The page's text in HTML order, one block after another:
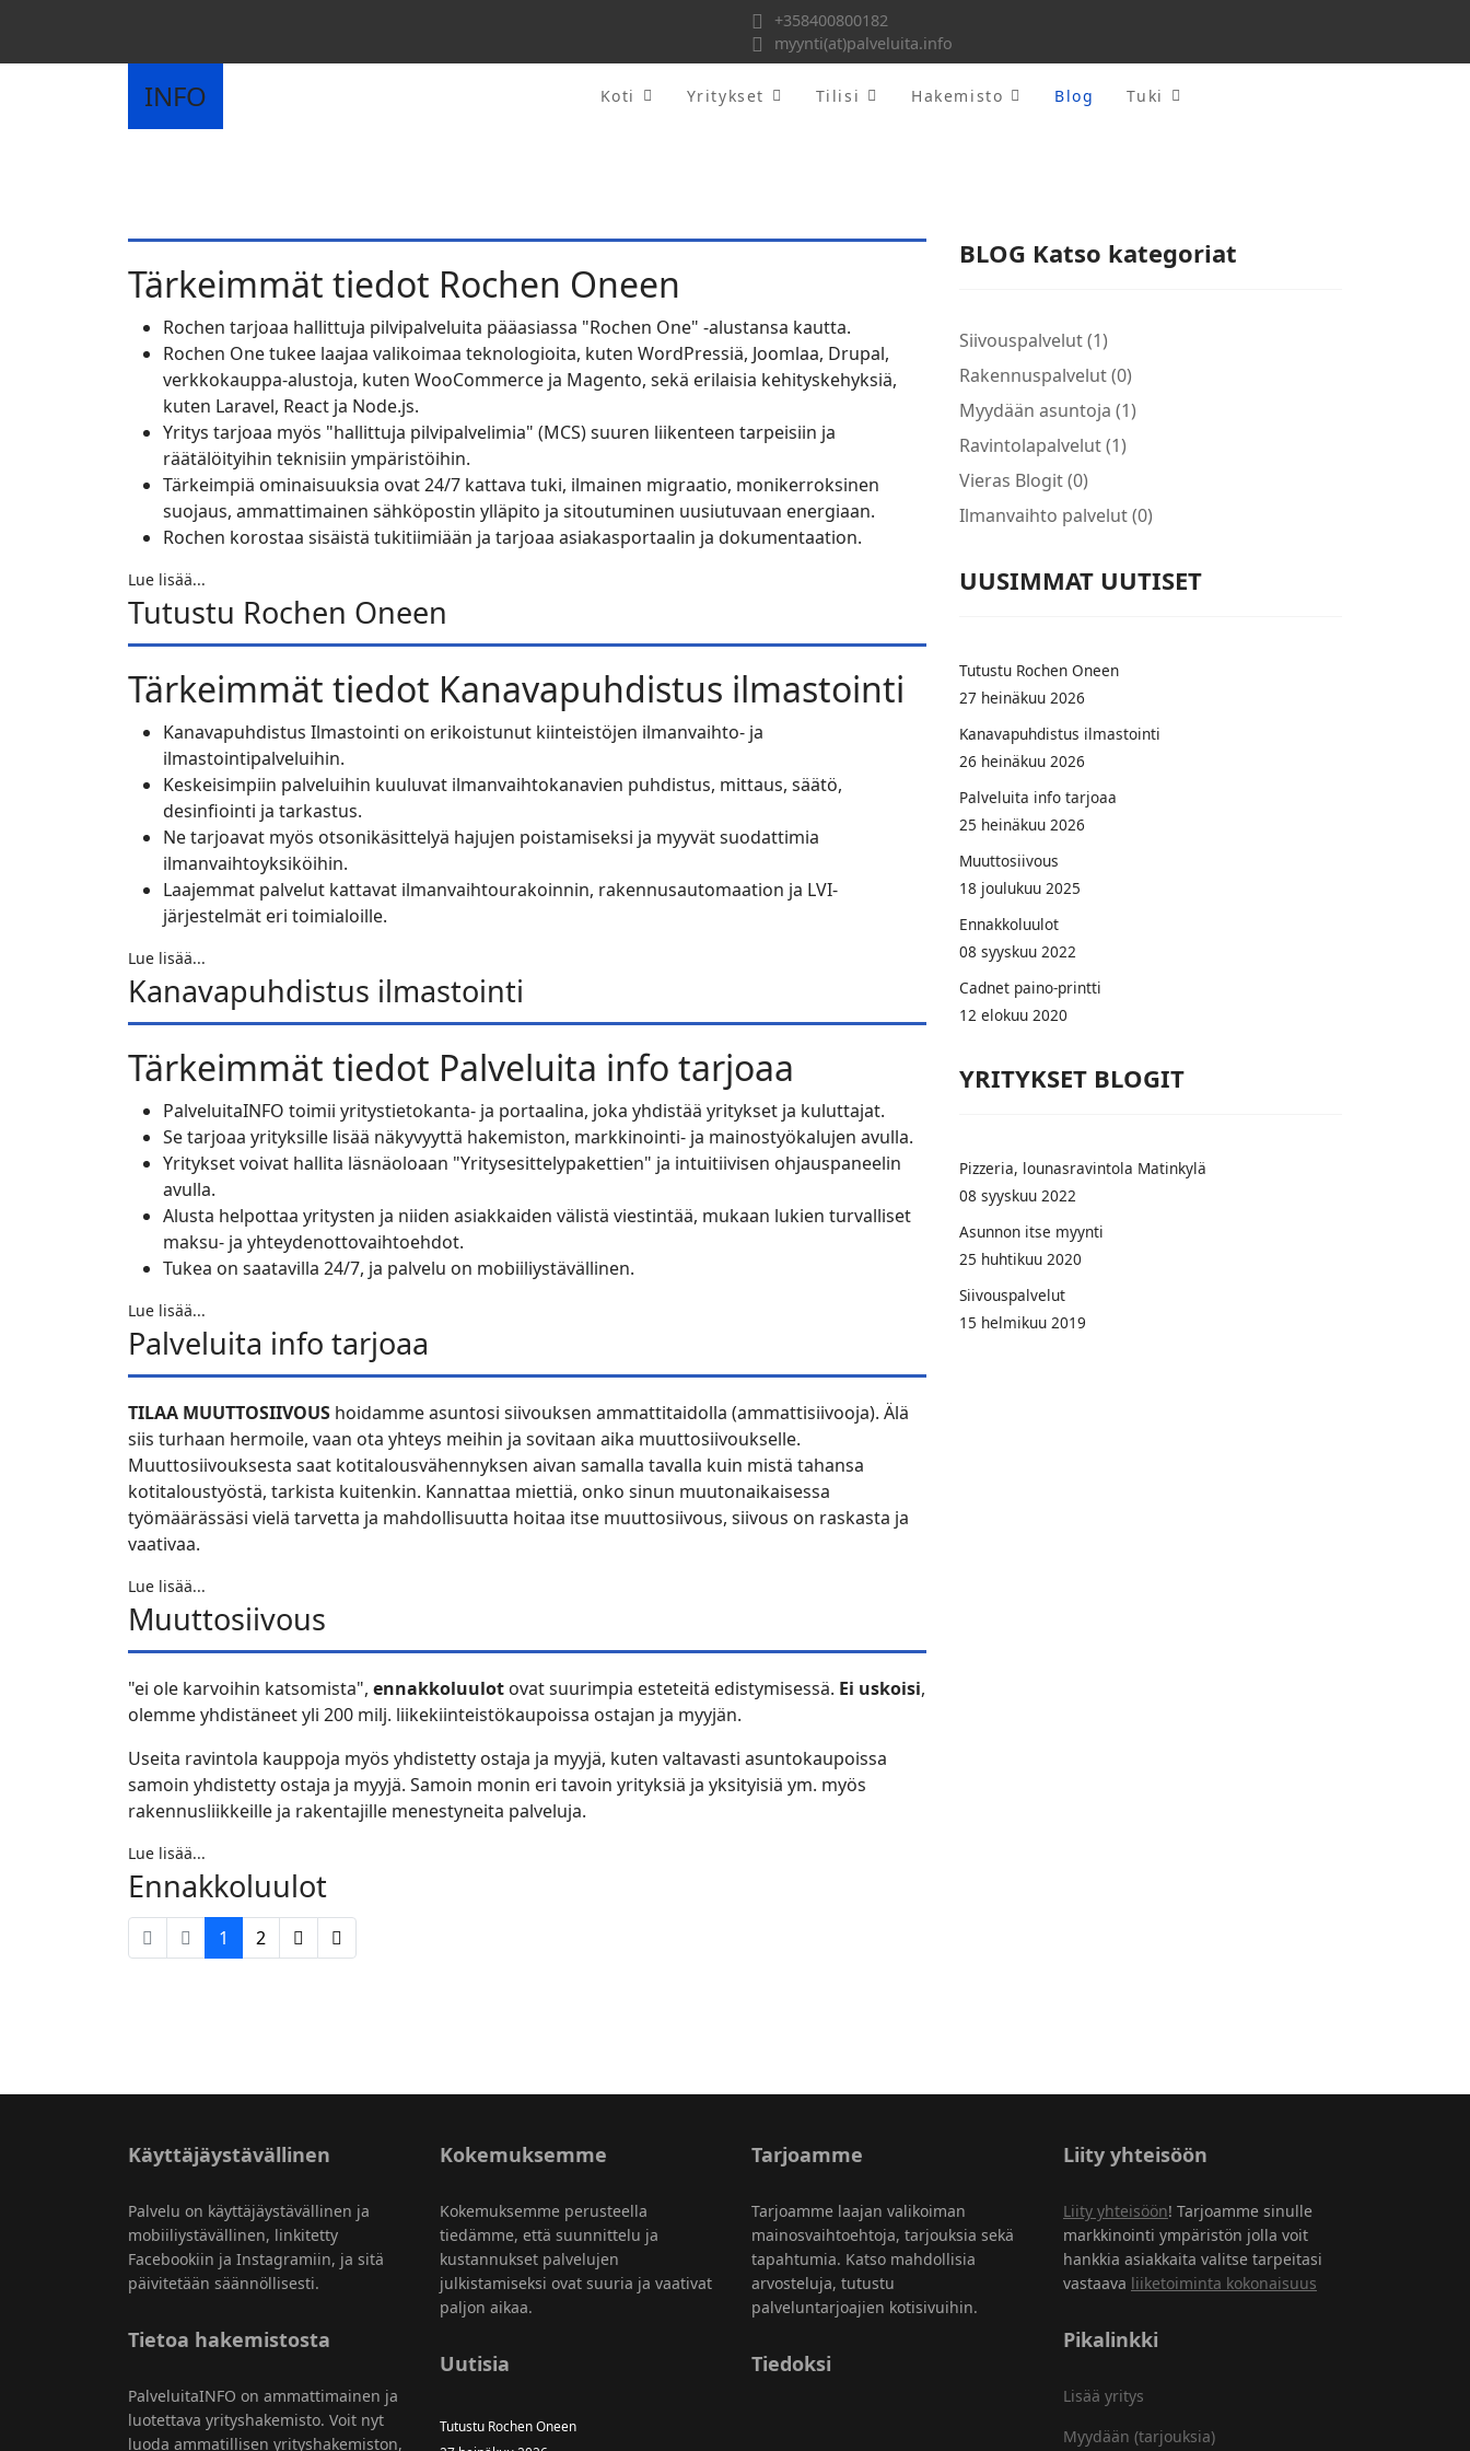
+358400800182
myynti(at)palveluita.info
INFO Koti Yritykset Tilisi Hakemisto Blog Tuki
Tutustu Rochen Oneen
Tärkeimmät tiedot Rochen Oneen
Rochen tarjoaa hallittuja pilvipalveluita pääasiassa "Rochen One" -alustansa kautta.
Rochen One tukee laajaa valikoimaa teknologioita, kuten WordPressiä, Joomlaa, Drupal,
verkkokauppa-alustoja, kuten WooCommerce ja Magento, sekä erilaisia ​​kehityskehyksiä,
kuten Laravel, React ja Node.js.
Yritys tarjoaa myös "hallittuja pilvipalvelimia" (MCS) suuren liikenteen tarpeisiin ja
räätälöityihin teknisiin ympäristöihin.
Tärkeimpiä ominaisuuksia ovat 24/7 kattava tuki, ilmainen migraatio, monikerroksinen
suojaus, ammattimainen sähköpostin ylläpito ja sitoutuminen uusiutuvaan energiaan.
Rochen korostaa sisäistä tukitiimiään ja tarjoaa asiakasportaalin ja dokumentaation.
Lue lisää...
Kanavapuhdistus ilmastointi
Tärkeimmät tiedot Kanavapuhdistus ilmastointi
Kanavapuhdistus Ilmastointi on erikoistunut kiinteistöjen ilmanvaihto- ja
ilmastointipalveluihin.
Keskeisimpiin palveluihin kuuluvat ilmanvaihtokanavien puhdistus, mittaus, säätö,
desinfiointi ja tarkastus.
Ne tarjoavat myös otsonikäsittelyä hajujen poistamiseksi ja myyvät suodattimia
ilmanvaihtoyksiköihin.
Laajemmat palvelut kattavat ilmanvaihtourakoinnin, rakennusautomaation ja LVI-
järjestelmät eri toimialoille.
Lue lisää...
Palveluita info tarjoaa
Tärkeimmät tiedot Palveluita info tarjoaa
PalveluitaINFO toimii yritystietokanta- ja portaalina, joka yhdistää yritykset ja kuluttajat.
Se tarjoaa yrityksille lisää näkyvyyttä hakemiston, markkinointi- ja mainostyökalujen avulla.
Yritykset voivat hallita läsnäoloaan "Yritysesittelypakettien" ja intuitiivisen ohjauspaneelin
avulla.
Alusta helpottaa yritysten ja niiden asiakkaiden välistä viestintää, mukaan lukien turvalliset
maksu- ja yhteydenottovaihtoehdot.
Tukea on saatavilla 24/7, ja palvelu on mobiiliystävällinen.
Lue lisää...
Muuttosiivous
TILAA MUUTTOSIIVOUS hoidamme asuntosi siivouksen ammattitaidolla (ammattisiivooja). Älä
siis turhaan hermoile, vaan ota yhteys meihin ja sovitaan aika muuttosiivoukselle.
Muuttosiivouksesta saat kotitalousvähennyksen aivan samalla tavalla kuin mistä tahansa
kotitaloustyöstä, tarkista kuitenkin. Kannattaa miettiä, onko sinun muutonaikaisessa
työmäärässäsi vielä tarvetta ja mahdollisuutta hoitaa itse muuttosiivous, siivous on raskasta ja
vaativaa.
Lue lisää...
Ennakkoluulot
"ei ole karvoihin katsomista", ennakkoluulot ovat suurimpia esteteitä edistymisessä. Ei uskoisi,
olemme yhdistäneet yli 200 milj. liikekiinteistökaupoissa ostajan ja myyjän.
Useita ravintola kauppoja myös yhdistetty ostaja ja myyjä, kuten valtavasti asuntokaupoissa
samoin yhdistetty ostaja ja myyjä. Samoin monin eri tavoin yrityksiä ja yksityisiä ym. myös
rakennusliikkeille ja rakentajille menestyneita palveluja.
Lue lisää...
1 2
BLOG Katso kategoriat
Siivouspalvelut (1)
Rakennuspalvelut (0)
Myydään asuntoja (1)
Ravintolapalvelut (1)
Vieras Blogit (0)
Ilmanvaihto palvelut (0)
UUSIMMAT UUTISET
Tutustu Rochen Oneen
27 heinäkuu 2026
Kanavapuhdistus ilmastointi
26 heinäkuu 2026
Palveluita info tarjoaa
25 heinäkuu 2026
Muuttosiivous
18 joulukuu 2025
Ennakkoluulot
08 syyskuu 2022
Cadnet paino-printti
12 elokuu 2020
YRITYKSET BLOGIT
Pizzeria, lounasravintola Matinkylä
08 syyskuu 2022
Asunnon itse myynti
25 huhtikuu 2020
Siivouspalvelut
15 helmikuu 2019
Käyttäjäystävällinen
Palvelu on käyttäjäystävällinen ja
mobiiliystävällinen, linkitetty
Facebookiin ja Instagramiin, ja sitä
päivitetään säännöllisesti.
Tietoa hakemistosta
PalveluitaINFO on ammattimainen ja
luotettava yrityshakemisto. Voit nyt
luoda ammatillisen yrityshakemiston,
Kokemuksemme
Kokemuksemme perusteella
tiedämme, että suunnittelu ja
kustannukset palvelujen
julkistamiseksi ovat suuria ja vaativat
paljon aikaa.
Uutisia
Tutustu Rochen Oneen
Tarjoamme
Tarjoamme laajan valikoiman
mainosvaihtoehtoja, tarjouksia sekä
tapahtumia. Katso mahdollisia
arvosteluja, tutustu
palveluntarjoajien kotisivuihin.
Tiedoksi
Liity yhteisöön
Liity yhteisöön! Tarjoamme sinulle
markkinointi ympäristön jolla voit
hankkia asiakkaita valitse tarpeitasi
vastaava liiketoiminta kokonaisuus
Pikalinkki
Lisää yritys
Myydään (tarjouksia)